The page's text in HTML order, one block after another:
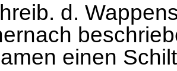
d.
einen